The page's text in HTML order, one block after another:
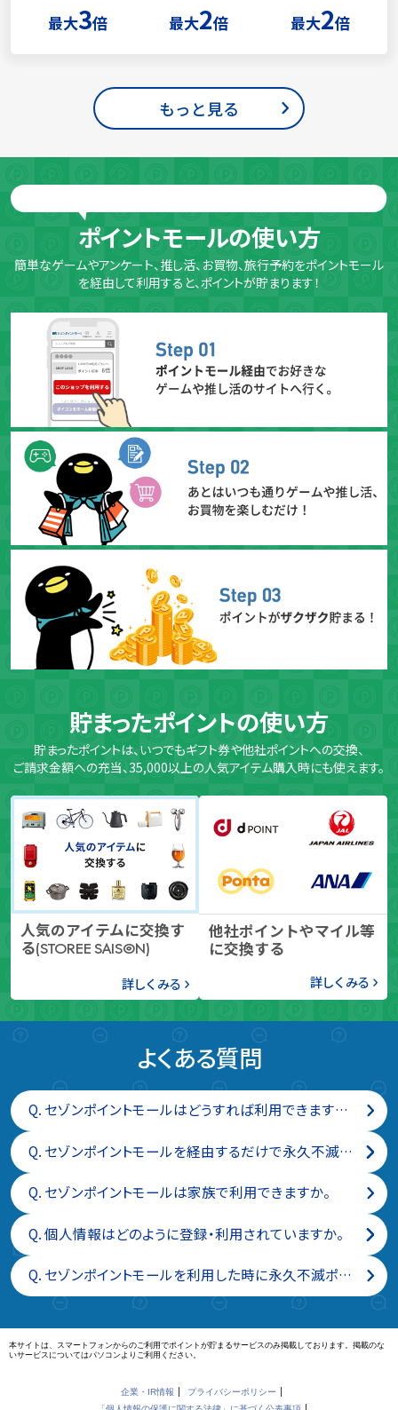
最大3倍 最大2倍 最大2倍
もっと見る
ポイントモールの使い方
簡単なゲームやアンケート、推し活、お買物、旅行予約をポイントモール
を経由して利用すると、ポイントが貯まります！
貯まったポイントの使い方
貯まったポイントは、いつでもギフト券や他社ポイントへの交換、
ご請求金額への充当、35,000以上の人気アイテム購入時にも使えます。
人気のアイテムに交換す
る(STOREE SAISON)
詳しくみる
他社ポイントやマイル等
に交換する
詳しくみる
よくある質問
Q. セゾンポイントモールはどうすれば利用できますか。無料で登録できますか。
Q. セゾンポイントモールを経由するだけで永久不滅ポイントが付与されるのは、なぜですか。
Q. セゾンポイントモールは家族で利用できますか。
Q.個人情報はどのように登録・利用されていますか。
Q. セゾンポイントモールを利用した時に永久不滅ポイントがどのくらいつくのか教えてください。
本サイトは、スマートフォンからのご利用でポイントが貯まるサービスのみ掲載しております。掲載のな
いサービスについてはパソコンよりご利用ください。
企業・IR情報
プライバシーポリシー